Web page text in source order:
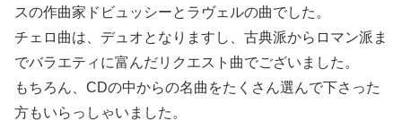
スの作曲家ドビュッシーとラヴェルの曲でした。
チェロ曲は、デュオとなりますし、古典派からロマン派ま
でバラエティに富んだリクエスト曲でございました。
もちろん、CDの中からの名曲をたくさん選んで下さった
方もいらっしゃいました。